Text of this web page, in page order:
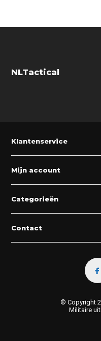
NLTactical
Klantenservice
Mijn account
Categorieën
Contact
© Copyright
Militaire